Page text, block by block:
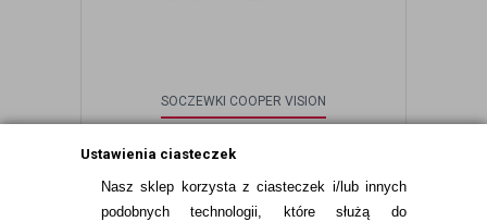
Ustawienia ciasteczek
Nasz sklep korzysta z ciasteczek i/lub innych
podobnych technologii, które służą do
SOCZEWKI COOPER VISION
SZTUKI
269,99 pln